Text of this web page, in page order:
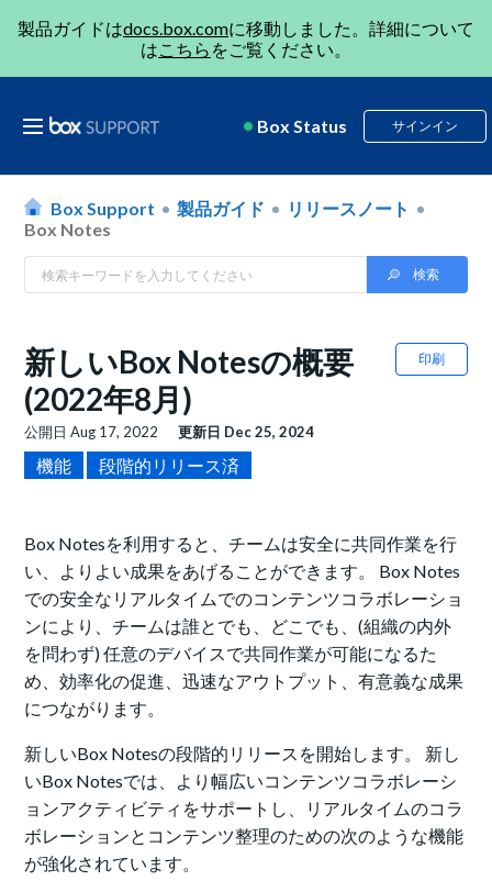
製品ガイドはdocs.box.comに移動しました。詳細について
はこちら をご覧ください。
Box Status サインイン
Box Support 製品ガイド
リリースノート
Box Notes
印刷
新しいBox Notesの概要
(2022年8月)
公開日Aug 17, 2022 更新日 Dec 25, 2024
機能 段階的リリース済
Box Notesを利用すると、チームは安全に共同作業を行
い、よりよい成果をあげることができます。 Box Notes
での安全なリアルタイムでのコンテンツコラボレーショ
ンにより、チームは誰とでも、どこでも、(組織の内外
を問わず) 任意のデバイスで共同作業が可能になるた
め、効率化の促進、迅速なアウトプット、有意義な成果
につながります。
新しいBox Notesの段階的リリースを開始します。 新し
いBox Notesでは、より幅広いコンテンツコラボレーシ
ョンアクティビティをサポートし、リアルタイムのコラ
ボレーションとコンテンツ整理のための次のような機能
が強化されています。